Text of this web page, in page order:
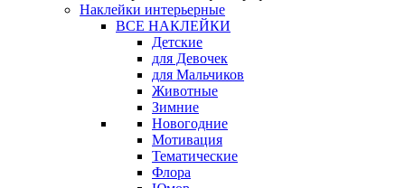
Наклейки интерьерные
ВСЕ НАКЛЕЙКИ
Детские
для Девочек
для Мальчиков
Животные
Зимние
Новогодние
Мотивация
Тематические
Флора